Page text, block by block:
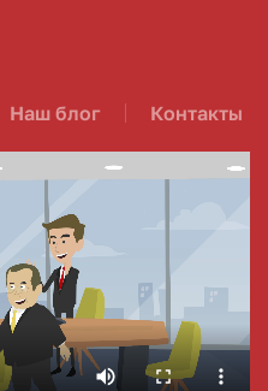
Наш блог Контакты